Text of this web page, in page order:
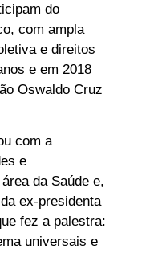
do
com ampla
e direitos
e em 2018
Oswaldo Cruz
com a
e
da Saúde e,
ex-presidenta
fez a palestra:
universais e